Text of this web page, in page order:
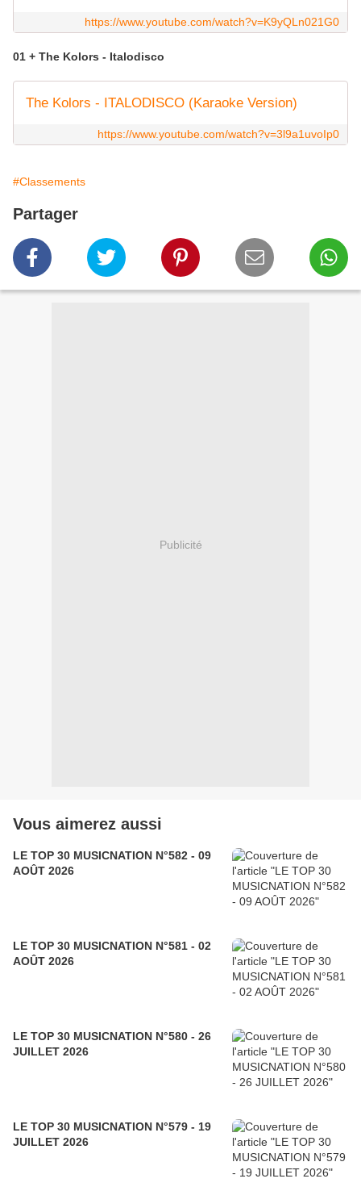
https://www.youtube.com/watch?v=K9yQLn021G0
01 + The Kolors - Italodisco
The Kolors - ITALODISCO (Karaoke Version)
https://www.youtube.com/watch?v=3l9a1uvoIp0
#Classements
Partager
Publicité
Vous aimerez aussi
LE TOP 30 MUSICNATION N°582 - 09
AOÛT 2026
LE TOP 30 MUSICNATION N°581 - 02
AOÛT 2026
LE TOP 30 MUSICNATION N°580 - 26
JUILLET 2026
LE TOP 30 MUSICNATION N°579 - 19
JUILLET 2026